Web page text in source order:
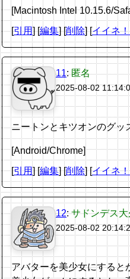
[Macintosh Intel 10.15.6/
[引用] [編集] [削除][イイネ
11:匿名
2025-08-02
ニートンとキツオンのグ
[Android/Chrome]
[引用] [編集] [削除][イイネ
12:サドンデス大
2025-08-02
アバターを美少女にすると